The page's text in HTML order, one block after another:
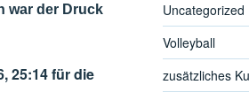
war der Druck
25:14 für die
Uncategorized
Volleyball
zusätzliches